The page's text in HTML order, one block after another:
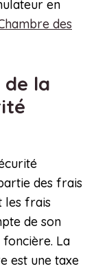
en
des
de la
des frais
les frais
de son
La
est une taxe